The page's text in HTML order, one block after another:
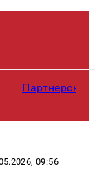
09:56